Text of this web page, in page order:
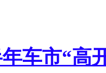
车市“高